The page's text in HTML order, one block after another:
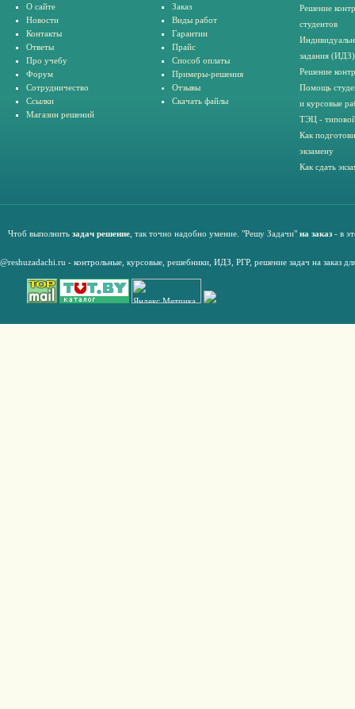
О сайте
Новости
Контакты
Ответы
Про учебу
Форум
Сотрудничество
Ссылки
Магазин решений
Заказ
Виды работ
Гарантии
Прайс
Способ оплаты
Примеры-решения
Отзывы
Скачать файлы
Решение
студентов
задания (ИДЗ)
Решение
Помощь
и курсовые
ТЭЦ -
Как
экзамену
Как сдать
Чтоб выполнить задач решение , так точно надобно умение. "Решу Задачи" на заказ - в
@reshuzadachi.ru - контрольные, курсовые решебники, ИДЗ, РГР, решение задач на заказ